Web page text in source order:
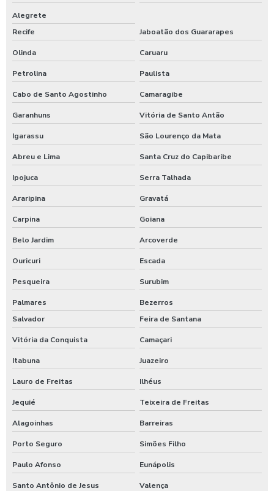
Alegrete
Recife
Jaboatão dos Guararapes
Olinda Caruaru
Petrolina Paulista
Cabo de Santo Agostinho Camaragibe
Garanhuns Vitória de Santo Antão
Igarassu São Lourenço da Mata
Abreu e Lima Santa Cruz do Capibaribe
Ipojuca Serra Talhada
Araripina Gravatá
Carpina Goiana
Belo Jardim Arcoverde
Ouricuri Escada
Pesqueira Surubim
Palmares
Bezerros
Salvador
Feira de Santana
Vitória da Conquista Camaçari
Itabuna Juazeiro
Lauro de Freitas Ilhéus
Jequié Teixeira de Freitas
Alagoinhas Barreiras
Porto Seguro Simões Filho
Paulo Afonso Eunápolis
Santo Antônio de Jesus Valença